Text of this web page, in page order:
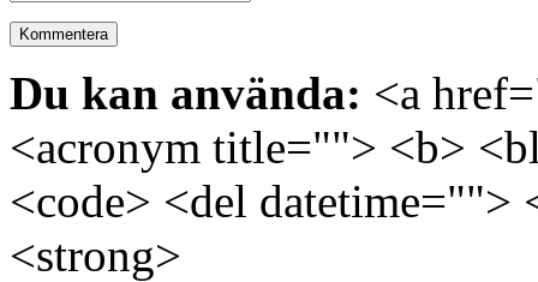
Du kan använda: <a
<acronym title=""> <b>
<code> <del
<strong>